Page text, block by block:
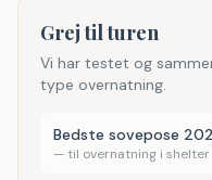
Grej til turen
Vi har testet og
type overnatning.
Bedste sovepose
— til overnatning i shelter